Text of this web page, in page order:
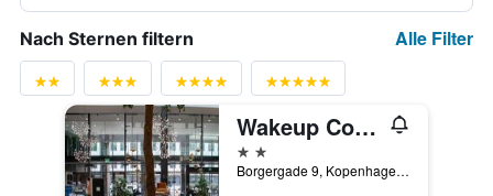
Nach Sternen filtern Alle Filter
Wakeup Copenhagen - Borgergade
2 Sterne
Borgergade 9, Kopenhagen, Hovedstaden (Hauptstadtregion), Dänemark